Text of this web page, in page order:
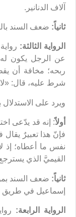
آلاف الدنانير.
ثانياً: ضعف السند
الرواية الثالثة:
عن الرجل يكون
ربحه؛ مخافة أن
شرط عليه، قال:
ويرد على الاستدلال
أولاً: إنه قد يدّعى
فإنّ هذا تعبيرٌ يقال
نفس ما أعطاه؛ إذ
القيميَّ الذي
ثانياً: ضعف السند
إسماعيل في طريق
الرواية الرابعة: